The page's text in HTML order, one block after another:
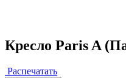
Кресло Paris A
Распечатать